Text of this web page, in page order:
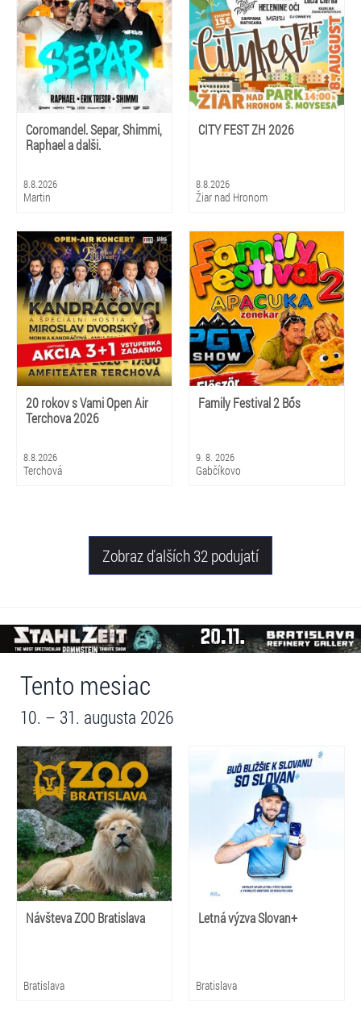
Coromandel. Separ, Shimmi,
Raphael a dalši.
8.8.2026
Martin
CITY FEST ZH 2026
8.8.2026
Žiar nad Hronom
20 rokov s Vami Open Air
Terchova 2026
8.8.2026
Terchová
Family Festival 2 Bős
9. 8. 2026
Gabčíkovo
Zobraz ďalších 32 podujatí
Tento mesiac
10. – 31. augusta 2026
Návšteva ZOO Bratislava
Bratislava
Letná výzva Slovan+
Bratislava